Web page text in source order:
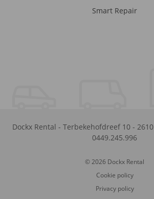
Smart Repair
Dockx Rental - Terbekehofdreef 10 - 2610
0449.245.996
© 2026 Dockx Rental
Cookie policy
Privacy policy